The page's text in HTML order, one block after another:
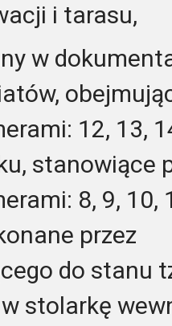
i tarasu,
w
12, 13,
stanowiące
8, 9, 10,
przez
do stanu
stolarkę